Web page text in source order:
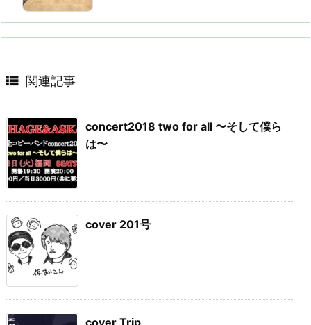
 関連記事
concert2018 two for all 〜そして僕ら
は〜
cover 201号
cover Trip